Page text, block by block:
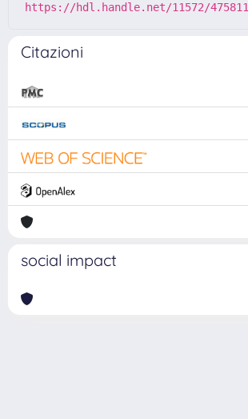
https://hdl.handle.net/11572/475811
Citazioni
social impact